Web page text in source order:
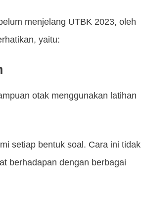
menjelang UTBK 2023, oleh
yaitu:
otak menggunakan latihan
setiap bentuk soal. Cara ini tidak
berhadapan dengan berbagai